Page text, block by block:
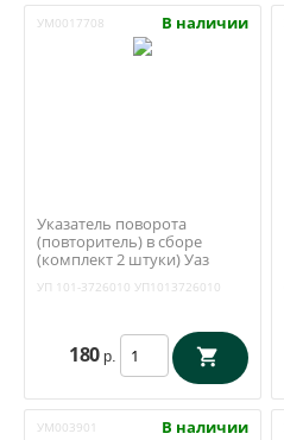
УМ0017708 В наличии
Указатель поворота
(повторитель) в сборе
(комплект 2 штуки) Уаз
Ульяновск) УП101-3726010
УП 101-3726010 УП1013726010
180 р.
УМ003901 В наличии